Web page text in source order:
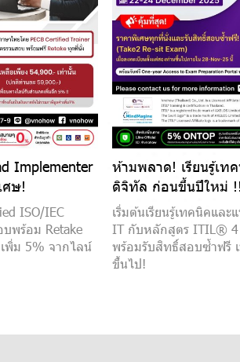
Implementer
ศษ!
ISO/IEC
พร้อม Retake
พิ่ม 5% จากไลน์
ห้ามพลาด! เรียนรู้เท
ดิจิทัล ก่อนขึ้นปีใหม่ !!
เริ่มต้นเรียนรู้เทคนิคและ
IT กับหลักสูตร ITIL® 4
พร้อมรับสิทธิ์สอบซ้ำฟรี
ขึ้นไป!